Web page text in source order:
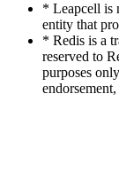
* Leapcell is
entity that
* Redis is a
reserved to
purposes